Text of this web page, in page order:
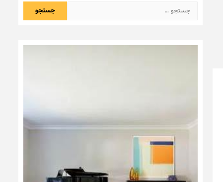
جستجو
برای: